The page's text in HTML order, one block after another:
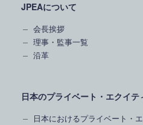
JPEAについて
会長挨拶
理事・監事一覧
沿革
日本のプライベート・エクイテ
日本におけるプライベート・